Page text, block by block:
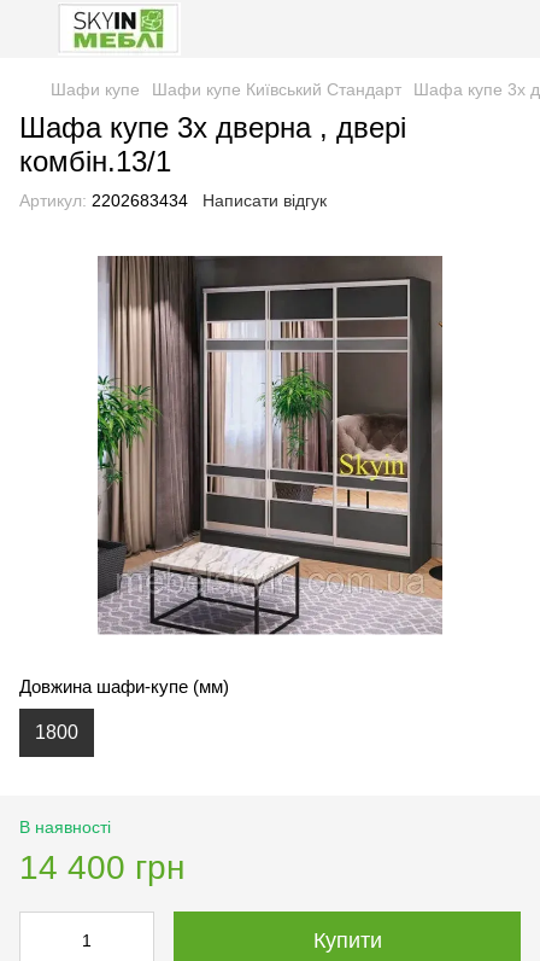
Шафи купе Шафи купе Київський Стандарт Шафа купе 3х
Шафа купе 3х дверна , двері
комбін.13/1
Артикул: 2202683434 Написати відгук
Довжина шафи-купе (мм)
1800
В наявності
14 400 грн
Купити